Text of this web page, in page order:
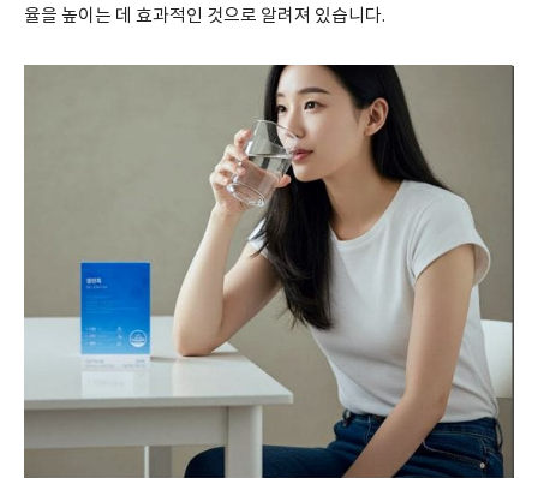
율을 높이는 데 효과적인 것으로 알려져 있습니다.